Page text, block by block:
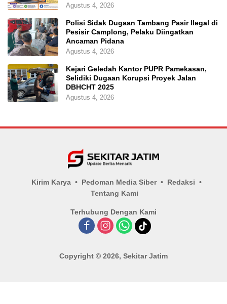
Agustus 4, 2026
Polisi Sidak Dugaan Tambang Pasir Ilegal di
Pesisir Camplong, Pelaku Diingatkan
Ancaman Pidana
Agustus 4, 2026
Kejari Geledah Kantor PUPR Pamekasan,
Selidiki Dugaan Korupsi Proyek Jalan
DBHCHT 2025
Agustus 4, 2026
Kirim Karya Pedoman Media Siber
Redaksi
Tentang Kami
Terhubung Dengan Kami
Copyright © 2026, Sekitar Jatim